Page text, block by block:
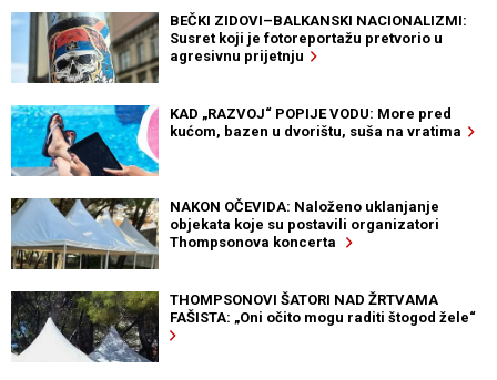
BEČKI ZIDOVI–BALKANSKI NACIONALIZMI:
Susret koji je fotoreportažu pretvorio u
agresivnu prijetnju
KAD „RAZVOJ“ POPIJE VODU: More pred
kućom, bazen u dvorištu, suša na vratima
NAKON OČEVIDA: Naloženo uklanjanje
objekata koje su postavili organizatori
Thompsonova koncerta
THOMPSONOVI ŠATORI NAD ŽRTVAMA
FAŠISTA: „Oni očito mogu raditi štogod žele“